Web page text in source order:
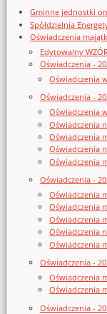
Gminne jednostki
Spółdzielnia
Oświadczenia
Edytowalny
Oświadczenia -
Oświadczenia
Oświadczenia -
Oświadczenia
Oświadczenia
Oświadczenia
Oświadczenia
Oświadczenia
Oświadczenia -
Oświadczenia
Oświadczenia
Oświadczenia
Oświadczenia
Oświadczenia
Oświadczenia -
Oświadczenia
Oświadczenia
Oświadczenia -